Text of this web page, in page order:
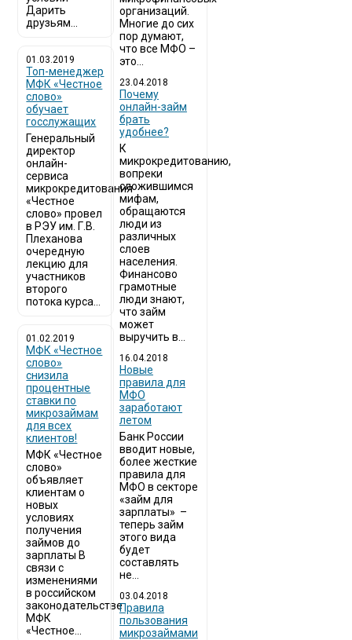
Дарить
друзьям...
01.03.2019
Топ-менеджер
МФК «Честное
слово»
обучает
госслужащих
Генеральный
директор
онлайн-
сервиса
микрокредитования
«Честное
слово» провел
в РЭУ им. Г.В.
Плеханова
очередную
лекцию для
участников
второго
потока курса...
01.02.2019
МФК «Честное
слово»
снизила
процентные
ставки по
микрозаймам
для всех
клиентов!
МФК «Честное
слово»
объявляет
клиентам о
новых
условиях
получения
займов до
зарплаты В
связи с
изменениями
в российском
законодательстве
МФК
«Честное...
организаций.
Многие до сих
пор думают,
что все МФО –
это...
23.04.2018
Почему
онлайн-займ
брать
удобнее?
К
микрокредитованию,
вопреки
сложившимся
мифам,
обращаются
люди из
различных
слоев
населения.
Финансово
грамотные
люди знают,
что займ
может
выручить в...
16.04.2018
Новые
правила для
МФО
заработают
летом
Банк России
вводит новые,
более жесткие
правила для
МФО в секторе
«займ для
зарплаты» –
теперь займ
этого вида
будет
составлять
не...
03.04.2018
​Правила
пользования
микрозаймами